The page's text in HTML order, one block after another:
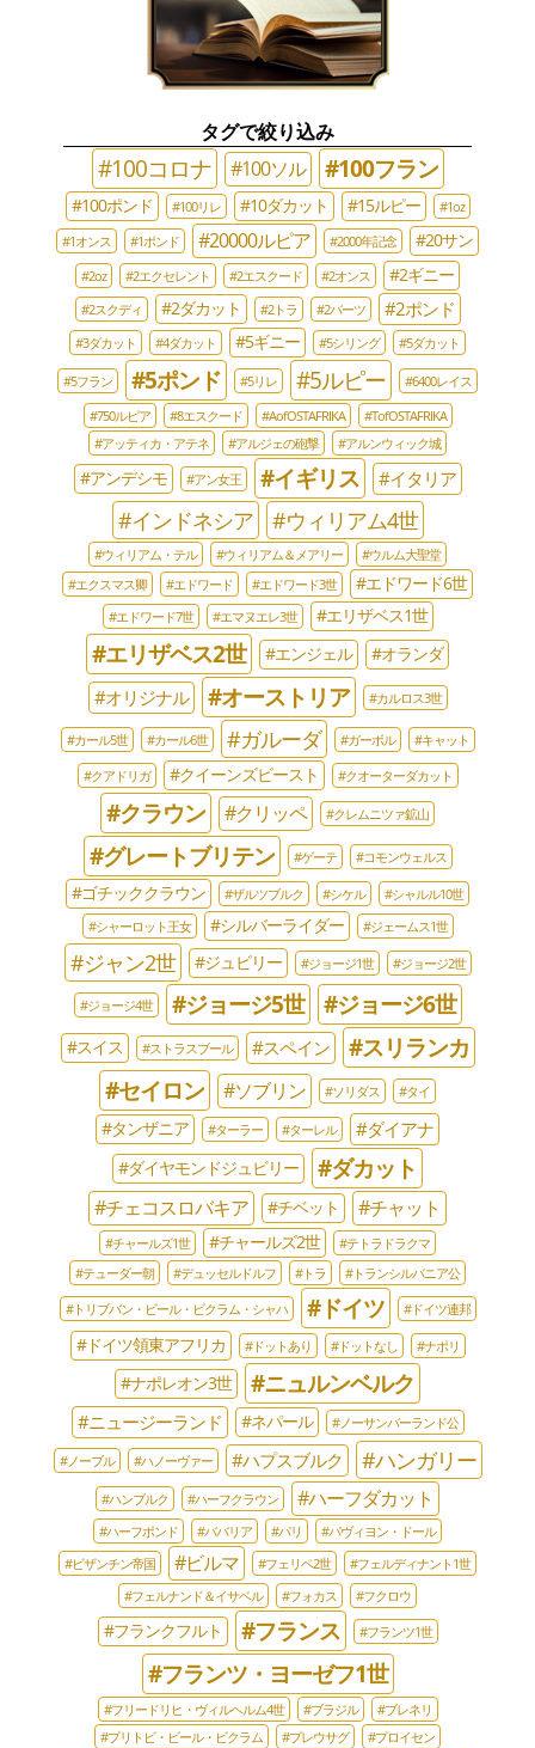
タグで絞り込み
#100コロナ #100ソル #100フラン
#100ポンド #100リレ #10ダカット #15ルピー
#1oz
#1オンス
#1ポンド #20000ルピア #2000年記念 #20サン
#2oz #2エクセレント #2エスクード #2オンス #2ギニー
#2スクディ #2ダカット #2トラ #2バーツ #2ポンド
#3ダカット #4ダカット #5ギニー #5シリング #5ダカット
#5フラン #5ポンド #5リレ #5ルピー
#6400レイス
#750ルピア
#8エスクード #AofOSTAFRIKA
#TofOSTAFRIKA
#アッティカ・アテネ
#アルジェの砲撃 #アルンウィック城
#アンデシモ #アン女王 #イギリス #イタリア
#インドネシア #ウィリアム4世
#ウィリアム・テル #ウィリアム＆メアリー
#ウルム大聖堂
#エクスマス卿
#エドワード #エドワード3世 #エドワード6世
#エドワード7世 #エマヌエレ3世 #エリザベス1世
#エリザベス2世 #エンジェル #オランダ
#オリジナル #オーストリア #カルロス3世
#カール5世 #カール6世 #ガルーダ #ガーボル #キャット
#クアドリガ #クイーンズビースト #クオーターダカット
#クラウン #クリッペ #クレムニツァ鉱山
#グレートブリテン #ゲーテ #コモンウェルス
#ゴチッククラウン #ザルツブルク #シケル
#シャルル10世
#シャーロット王女
#シルバーライダー #ジェームス1世
#ジャン2世 #ジュビリー #ジョージ1世 #ジョージ2世
#ジョージ4世 #ジョージ5世 #ジョージ6世
#スイス #ストラスブール #スペイン
#スリランカ
#セイロン
#ソブリン #ソリダス #タイ
#タンザニア #ターラー #ターレル #ダイアナ
#ダイヤモンドジュビリー #ダカット
#チェコスロバキア #チベット #チャット
#チャールズ1世 #チャールズ2世
#テトラドラクマ
#テューダー朝
#デュッセルドルフ #トラ
#トランシルバニア公
#トリブバン・ビール・ビクラム・シャハ
#ドイツ #ドイツ連邦
#ドイツ領東アフリカ #ドットあり #ドットなし #ナポリ
#ナポレオン3世 #ニュルンベルク
#ニュージーランド #ネパール #ノーサンバーランド公
#ノーブル #ハノーヴァー #ハプスブルク #ハンガリー
#ハンブルク #ハーフクラウン #ハーフダカット
#ハーフポンド #ババリア #パリ
#パヴィヨン・ドール
#ビザンチン帝国
#ビルマ #フェリペ2世
#フェルディナント1世
#フェルナンド＆イサベル
#フォカス #フクロウ
#フランクフルト #フランス #フランツ1世
#フランツ・ヨーゼフ1世
#フリードリヒ・ヴィルヘルム4世 #ブラジル
#ブレネリ
#プリトビ・ビール・ビクラム
#プレウサグ
#プロイセン